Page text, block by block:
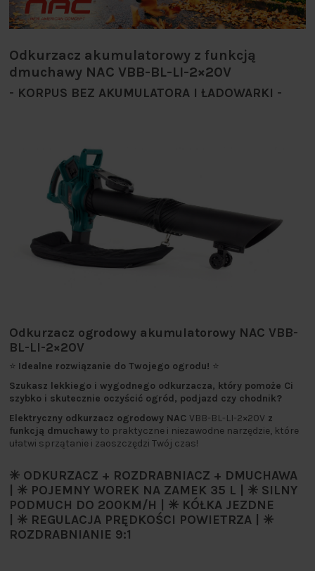
Odkurzacz akumulatorowy z funkcją
dmuchawy NAC VBB-BL-LI-2×20V
- KORPUS BEZ AKUMULATORA I ŁADOWARKI -
Odkurzacz ogrodowy akumulatorowy NAC VBB-
BL-LI-2×20V
⭐ Idealne rozwiązanie do Twojego ogrodu! ⭐
Szukasz lekkiego i wygodnego odkurzacza, który pomoże Ci
szybko i skutecznie oczyścić ogród, podjazd czy chodnik?
Elektryczny odkurzacz ogrodowy NAC VBB-BL-LI-2×20V z
funkcją dmuchawy to praktyczne i niezawodne narzędzie, które
ułatwi sprzątanie i zaoszczędzi Twój czas!
✳️ ODKURZACZ + ROZDRABNIACZ + DMUCHAWA
| ✳️ POJEMNY WOREK NA ZAMEK 35 L | ✳️ SILNY
PODMUCH DO 200KM/H | ✳️ KÓŁKA JEZDNE
| ✳️ REGULACJA PRĘDKOŚCI POWIETRZA | ✳️
ROZDRABNIANIE 9:1